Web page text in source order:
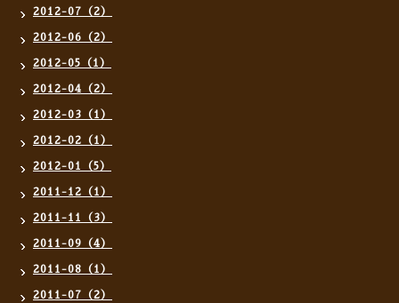
2012-07（2）
2012-06（2）
2012-05（1）
2012-04（2）
2012-03（1）
2012-02（1）
2012-01（5）
2011-12（1）
2011-11（3）
2011-09（4）
2011-08（1）
2011-07（2）